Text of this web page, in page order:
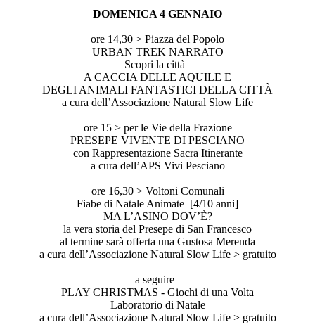
DOMENICA 4 GENNAIO
ore 14,30 > Piazza del Popolo
URBAN TREK NARRATO
Scopri la città
A CACCIA DELLE AQUILE E
DEGLI ANIMALI FANTASTICI DELLA CITTÀ
a cura dell’Associazione Natural Slow Life
ore 15 > per le Vie della Frazione
PRESEPE VIVENTE DI PESCIANO
con Rappresentazione Sacra Itinerante
a cura dell’APS Vivi Pesciano
ore 16,30 > Voltoni Comunali
Fiabe di Natale Animate [4/10 anni]
MA L’ASINO DOV’È?
la vera storia del Presepe di San Francesco
al termine sarà offerta una Gustosa Merenda
a cura dell’Associazione Natural Slow Life > gratuito
a seguire
PLAY CHRISTMAS - Giochi di una Volta
Laboratorio di Natale
a cura dell’Associazione Natural Slow Life > gratuito